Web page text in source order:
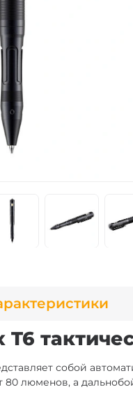
Зарядные устройства
Аксессуары для фонарей
собой
80 люменов, а